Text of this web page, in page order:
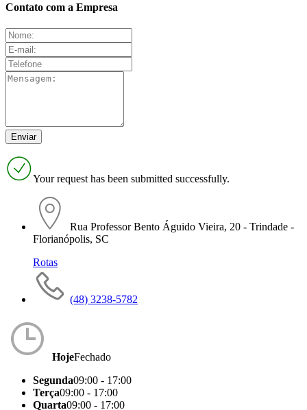
Contato com a Empresa
Your request has been submitted successfully.
Rua Professor Bento Águido Vieira, 20 - Trindade -
Florianópolis, SC
Rotas
(48) 3238-5782
HojeFechado
Segunda09:00 - 17:00
Terça09:00 - 17:00
Quarta09:00 - 17:00